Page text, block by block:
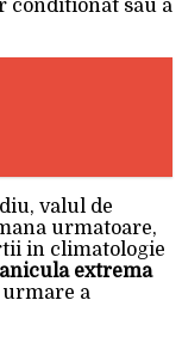
conditionat sau a
valul de
urmatoare,
in climatologie
extrema
a